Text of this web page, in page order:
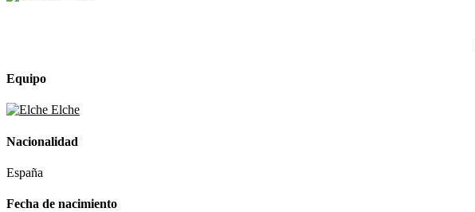
Equipo
Elche
Nacionalidad
España
Fecha de nacimiento